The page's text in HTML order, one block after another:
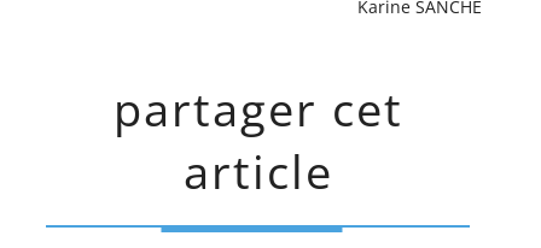
Karine SANCHE
partager cet
article